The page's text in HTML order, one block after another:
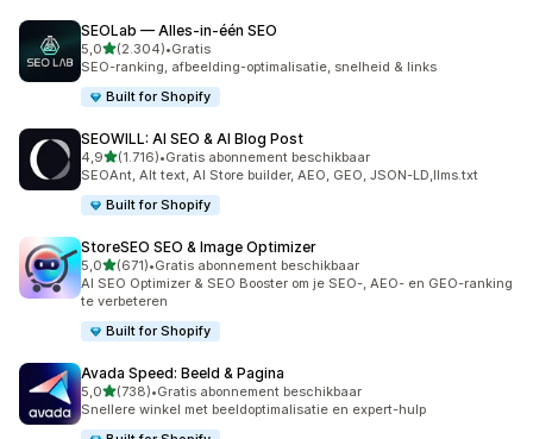
SEOLab — Alles‑in‑één SEO
5,0van 5 sterren
(2.304)
2304 recensies in totaal
•Gratis
SEO-ranking, afbeelding-optimalisatie, snelheid & links
Built for Shopify
SEOWILL: AI SEO & AI Blog Post
4,9van 5 sterren
(1.716)
1716 recensies in totaal
•Gratis abonnement beschikbaar
SEOAnt, Alt text, AI Store builder, AEO, GEO, JSON-LD,llms.txt
Built for Shopify
StoreSEO SEO & Image Optimizer
5,0van 5 sterren
(671)
671 recensies in totaal
•Gratis abonnement beschikbaar
AI SEO Optimizer & SEO Booster om je SEO-, AEO- en GEO-ranking
te verbeteren
Built for Shopify
Avada Speed: Beeld & Pagina
5,0van 5 sterren
(738)
738 recensies in totaal
•Gratis abonnement beschikbaar
Snellere winkel met beeldoptimalisatie en expert-hulp